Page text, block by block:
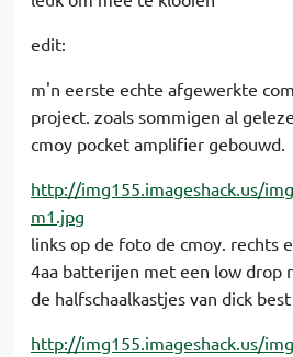
edit:
m'n eerste echte afgewerkte
project. zoals sommigen al
cmoy pocket amplifier gebouwd.
http://img155.imageshack.us/
m1.jpg
links op de foto de cmoy. rechts
4aa batterijen met een low drop
de halfschaalkastjes van dick best
http://img155.imageshack.us/